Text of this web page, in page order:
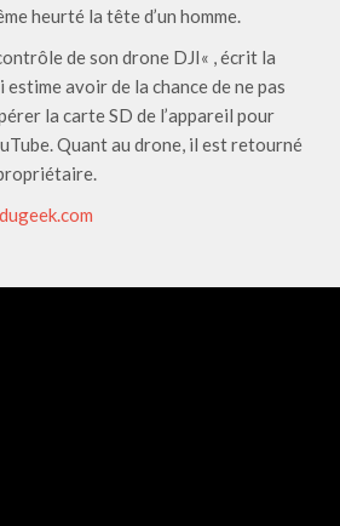
heurté la tête d’un homme.
de son drone DJI« , écrit la
avoir de la chance de ne pas
la carte SD de l’appareil pour
Quant au drone, il est retourné